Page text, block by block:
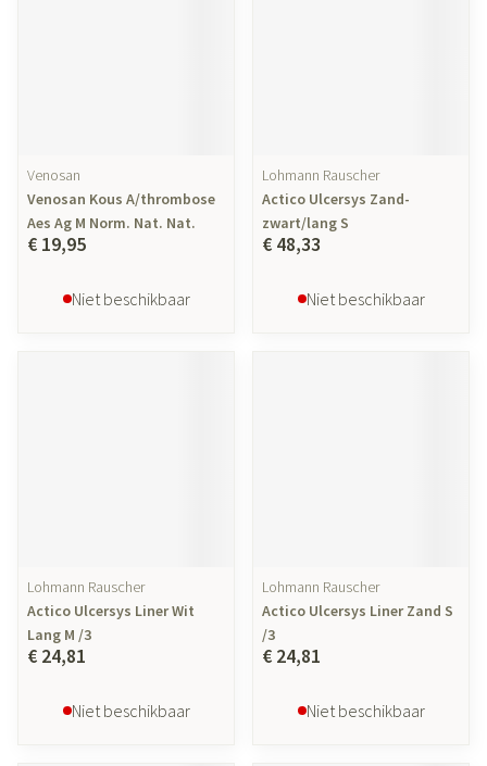
Venosan
Venosan Kous A/thrombose
Aes Ag M Norm. Nat. Nat.
€ 19,95
Niet beschikbaar
Lohmann Rauscher
Actico Ulcersys Zand-
zwart/lang S
€ 48,33
Niet beschikbaar
Lohmann Rauscher
Actico Ulcersys Liner Wit
Lang M /3
€ 24,81
Niet beschikbaar
Lohmann Rauscher
Actico Ulcersys Liner Zand S
/3
€ 24,81
Niet beschikbaar